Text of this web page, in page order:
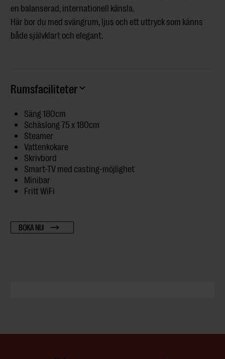
en balanserad, internationell känsla.
Här bor du med svängrum, ljus och ett uttryck som känns
både självklart och elegant.
Rumsfaciliteter
Säng 180cm
Schäslong 75 x 180cm
Steamer
Vattenkokare
Skrivbord
Smart-TV med casting-möjlighet
Minibar
Fritt WiFi
BOKA NU